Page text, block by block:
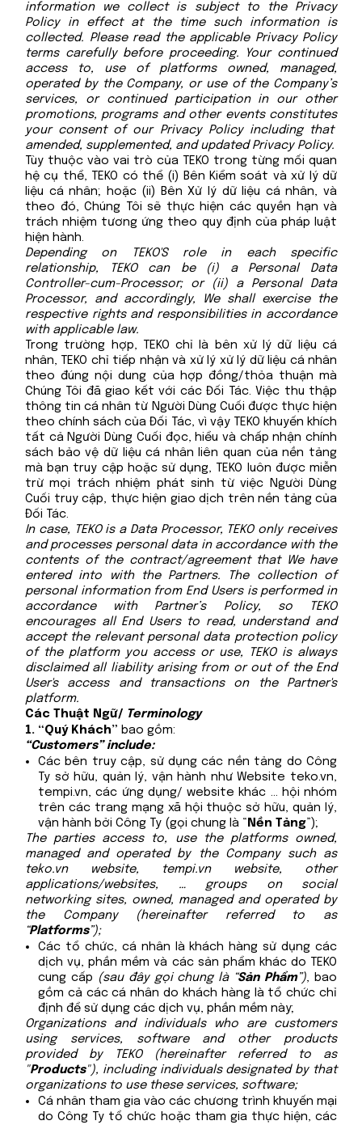
information we collect is subject to the Privacy
Policy in effect at the time such information is
collected. Please read the applicable Privacy Policy
terms carefully before proceeding. Your continued
access to, use of platforms owned, managed,
operated by the Company, or use of the Company’s
services, or continued participation in our other
promotions, programs and other events constitutes
your consent of our Privacy Policy including that
amended, supplemented, and updated Privacy Policy.
Tùy thuộc vào vai trò của TEKO trong từng mối quan
hệ cụ thể, TEKO có thể (i) Bên Kiểm soát và xử lý dữ
liệu cá nhân; hoặc (ii) Bên Xử lý dữ liệu cá nhân, và
theo đó, Chúng Tôi sẽ thực hiện các quyền hạn và
trách nhiệm tương ứng theo quy định của pháp luật
hiện hành.
Depending on TEKO'S role in each specific
relationship, TEKO can be (i) a Personal Data
Controller-cum-Processor; or (ii) a Personal Data
Processor, and accordingly, We shall exercise the
respective rights and responsibilities in accordance
with applicable law.
Trong trường hợp, TEKO chỉ là bên xử lý dữ liệu cá
nhân, TEKO chỉ tiếp nhận và xử lý xử lý dữ liệu cá nhân
theo đúng nội dung của hợp đồng/thỏa thuận mà
Chúng Tôi đã giao kết với các Đối Tác. Việc thu thập
thông tin cá nhân từ Người Dùng Cuối được thực hiện
theo chính sách của Đối Tác, vì vậy TEKO khuyến khích
tất cả Người Dùng Cuối đọc, hiểu và chấp nhận chính
sách bảo vệ dữ liệu cá nhân liên quan của nền tảng
mà bạn truy cập hoặc sử dụng, TEKO luôn được miễn
trừ mọi trách nhiệm phát sinh từ việc Người Dùng
Cuối truy cập, thực hiện giao dịch trên nền tảng của
Đối Tác.
In case, TEKO is a Data Processor, TEKO only receives
and processes personal data in accordance with the
contents of the contract/agreement that We have
entered into with the Partners. The collection of
personal information from End Users is performed in
accordance with Partner’s Policy, so TEKO
encourages all End Users to read, understand and
accept the relevant personal data protection policy
of the platform you access or use, TEKO is always
disclaimed all liability arising from or out of the End
User's access and transactions on the Partner's
platform.
Các Thuật Ngữ/ Terminology
“Quý Khách” bao gồm:
“Customers” include:
Các bên truy cập, sử dụng các nền tảng do Công
Ty sở hữu, quản lý, vận hành như Website teko.vn,
tempi.vn, các ứng dụng/ website khác … hội nhóm
trên các trang mạng xã hội thuộc sở hữu, quản lý,
vận hành bởi Công Ty (gọi chung là “ Nền Tảng”);
The parties access to, use the platforms owned,
managed and operated by the Company such as
teko.vnwebsite, tempi.vnwebsite, other
applications/websites, … groups on social
networking sites, owned, managed and operated by
the Company (hereinafter referred to as
“Platforms”);
Các tổ chức, cá nhân là khách hàng sử dụng các
dịch vụ, phần mềm và các sản phẩm khác do TEKO
cung cấp (sau đây gọi chung là “Sản Phẩm”), bao
gồm cả các cá nhân do khách hàng là tổ chức chỉ
định để sử dụng các dịch vụ, phần mềm này;
Organizations and individuals who are customers
using services, software and other products
provided by TEKO (hereinafter referred to as
"Products"), including individuals designated by that
organizations to use these services, software;
Cá nhân tham gia vào các chương trình khuyến mại
do Công Ty tổ chức hoặc tham gia thực hiện, các